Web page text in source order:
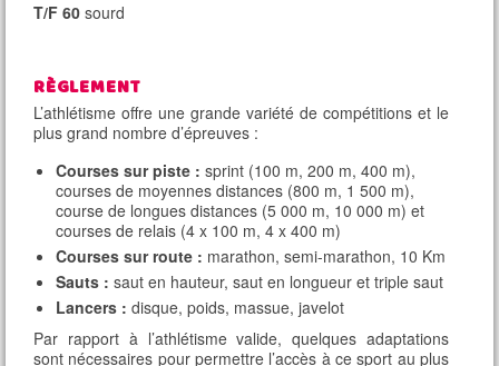
T/F 60 sourd
RÈGLEMENT
L’athlétisme offre une grande variété de compétitions et le
plus grand nombre d’épreuves :
Courses sur piste : sprint (100 m, 200 m, 400 m),
courses de moyennes distances (800 m, 1 500 m),
course de longues distances (5 000 m, 10 000 m) et
courses de relais (4 x 100 m, 4 x 400 m)
Courses sur route : marathon, semi-marathon, 10 Km
Sauts : saut en hauteur, saut en longueur et triple saut
Lancers : disque, poids, massue, javelot
Par rapport à l’athlétisme valide, quelques adaptations
sont nécessaires pour permettre l’accès à ce sport au plus